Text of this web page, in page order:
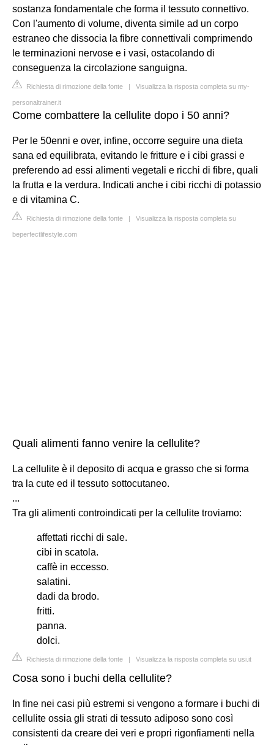
sostanza fondamentale che forma il tessuto connettivo.
Con l'aumento di volume, diventa simile ad un corpo
estraneo che dissocia la fibre connettivali comprimendo
le terminazioni nervose e i vasi, ostacolando di
conseguenza la circolazione sanguigna.
Richiesta di rimozione della fonte | Visualizza la risposta completa su my-
personaltrainer.it
Come combattere la cellulite dopo i 50 anni?
Per le 50enni e over, infine, occorre seguire una dieta
sana ed equilibrata, evitando le fritture e i cibi grassi e
preferendo ad essi alimenti vegetali e ricchi di fibre, quali
la frutta e la verdura. Indicati anche i cibi ricchi di potassio
e di vitamina C.
Richiesta di rimozione della fonte | Visualizza la risposta completa su
beperfectlifestyle.com
Quali alimenti fanno venire la cellulite?
La cellulite è il deposito di acqua e grasso che si forma
tra la cute ed il tessuto sottocutaneo.
...
Tra gli alimenti controindicati per la cellulite troviamo:
affettati ricchi di sale.
cibi in scatola.
caffè in eccesso.
salatini.
dadi da brodo.
fritti.
panna.
dolci.
Richiesta di rimozione della fonte | Visualizza la risposta completa su usi.it
Cosa sono i buchi della cellulite?
In fine nei casi più estremi si vengono a formare i buchi di
cellulite ossia gli strati di tessuto adiposo sono così
consistenti da creare dei veri e propri rigonfiamenti nella